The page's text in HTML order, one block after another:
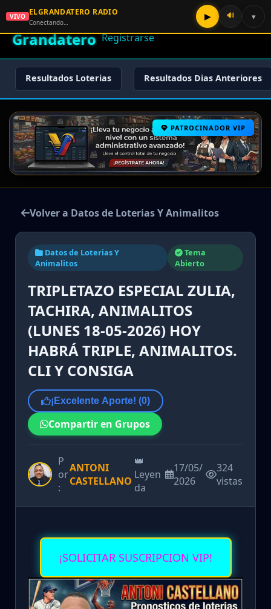
🌟 El
Grandatero
🔑 Iniciar Sesión
📝
Registrarse
Resultados Loterias Resultados Dias Anteriores
PATROCINADOR VIP
Volver a Datos de Loterias Y Animalitos
Datos de Loterias Y
Animalitos
Tema
Abierto
TRIPLETAZO ESPECIAL ZULIA,
TACHIRA, ANIMALITOS
(LUNES 18-05-2026) HOY
HABRÁ TRIPLE, ANIMALITOS.
CLI Y CONSIGA
¡Excelente Aporte! (0)
Compartir en Grupos
P
or
:
ANTONI
CASTELLANO
👑
Leyen
da
17/05/
2026
324
vistas
¡SOLICITAR SUSCRIPCION VIP!
VIVO ELGRANDATERO RADIO
Conectando…
▶ 🔊 ▾